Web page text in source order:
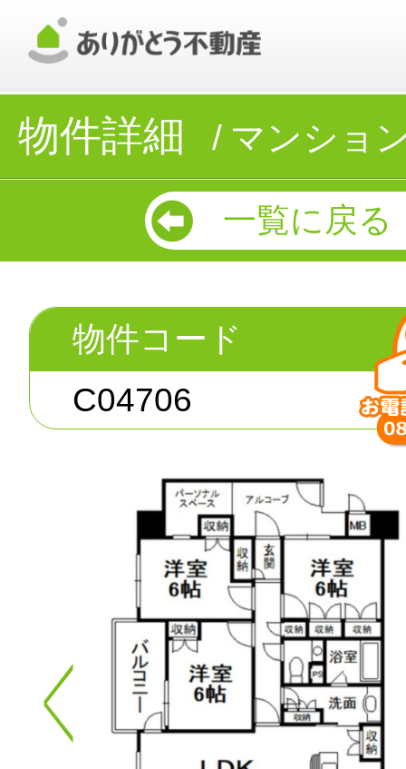
物件詳細 マンショ
一覧に戻る
物件コード
C04706